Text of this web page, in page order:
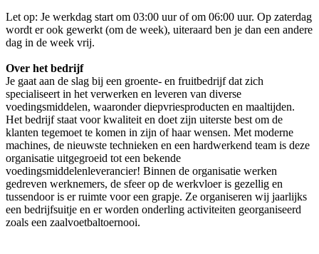
Let op: Je werkdag start om 03:00 uur of om 06:00 uur. Op zaterdag
wordt er ook gewerkt (om de week), uiteraard ben je dan een andere
dag in de week vrij.
Over het bedrijf
Je gaat aan de slag bij een groente- en fruitbedrijf dat zich
specialiseert in het verwerken en leveren van diverse
voedingsmiddelen, waaronder diepvriesproducten en maaltijden.
Het bedrijf staat voor kwaliteit en doet zijn uiterste best om de
klanten tegemoet te komen in zijn of haar wensen. Met moderne
machines, de nieuwste technieken en een hardwerkend team is deze
organisatie uitgegroeid tot een bekende
voedingsmiddelenleverancier! Binnen de organisatie werken
gedreven werknemers, de sfeer op de werkvloer is gezellig en
tussendoor is er ruimte voor een grapje. Ze organiseren wij jaarlijks
een bedrijfsuitje en er worden onderling activiteiten georganiseerd
zoals een zaalvoetbaltoernooi.